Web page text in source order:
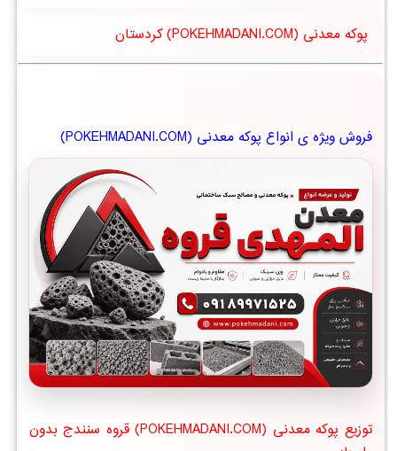
پوکه معدنی (POKEHMADANI.COM) کردستان
فروش ویژه ی انواع پوکه معدنی (POKEHMADANI.COM)
توزیع پوکه معدنی (POKEHMADANI.COM) قروه سنندج بدون